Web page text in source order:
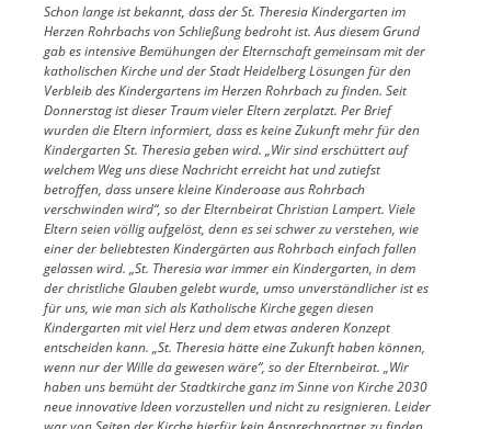
Schon lange ist bekannt, dass der St. Theresia Kindergarten im
Herzen Rohrbachs von Schließung bedroht ist. Aus diesem Grund
gab es intensive Bemühungen der Elternschaft gemeinsam mit der
katholischen Kirche und der Stadt Heidelberg Lösungen für den
Verbleib des Kindergartens im Herzen Rohrbach zu finden. Seit
Donnerstag ist dieser Traum vieler Eltern zerplatzt. Per Brief
wurden die Eltern informiert, dass es keine Zukunft mehr für den
Kindergarten St. Theresia geben wird. „Wir sind erschüttert auf
welchem Weg uns diese Nachricht erreicht hat und zutiefst
betroffen, dass unsere kleine Kinderoase aus Rohrbach
verschwinden wird“, so der Elternbeirat Christian Lampert. Viele
Eltern seien völlig aufgelöst, denn es sei schwer zu verstehen, wie
einer der beliebtesten Kindergärten aus Rohrbach einfach fallen
gelassen wird. „St. Theresia war immer ein Kindergarten, in dem
der christliche Glauben gelebt wurde, umso unverständlicher ist es
für uns, wie man sich als Katholische Kirche gegen diesen
Kindergarten mit viel Herz und dem etwas anderen Konzept
entscheiden kann. „St. Theresia hätte eine Zukunft haben können,
wenn nur der Wille da gewesen wäre“, so der Elternbeirat. „Wir
haben uns bemüht der Stadtkirche ganz im Sinne von Kirche 2030
neue innovative Ideen vorzustellen und nicht zu resignieren. Leider